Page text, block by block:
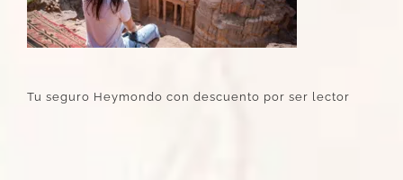
Tu seguro Heymondo con descuento por ser lector